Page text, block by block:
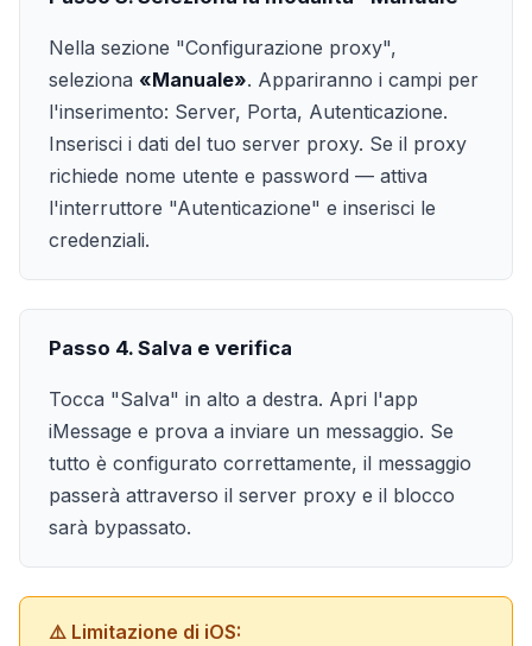
Nella sezione "Configurazione proxy",
seleziona «Manuale». Appariranno i campi per
l'inserimento: Server, Porta, Autenticazione.
Inserisci i dati del tuo server proxy. Se il proxy
richiede nome utente e password — attiva
l'interruttore "Autenticazione" e inserisci le
credenziali.
Passo 4. Salva e verifica
Tocca "Salva" in alto a destra. Apri l'app
iMessage e prova a inviare un messaggio. Se
tutto è configurato correttamente, il messaggio
passerà attraverso il server proxy e il blocco
sarà bypassato.
⚠️ Limitazione di iOS: